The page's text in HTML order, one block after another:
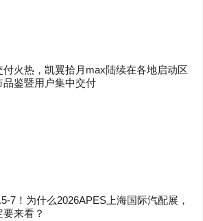
付火热，凯翼拾月max陆续在各地启动区
品鉴暨用户集中交付
7！为什么2026APES上海国际汽配展，
来看？